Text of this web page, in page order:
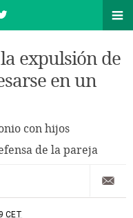
expulsión de
en un
con hijos
de la pareja
CET